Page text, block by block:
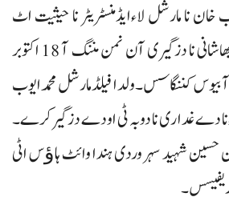
نا مارشل لاءایڈمنسٹریٹر نا حیثیت اٹ
تعیناتی و مولانا عبدالحمید بھاشانی نا دزگیری آن نمن مننگ آ 18 اکتوبر
آ بیوس کننگاسس۔ ولدا فیلڈ مارشل محمد ایوب
31 جنوری 1961ءنا دے غداری نا دوبہ ٹی اودے دزگیر کرے۔
حسین شہید سہروردی ہندا وائٹ ہاﺅس اٹی